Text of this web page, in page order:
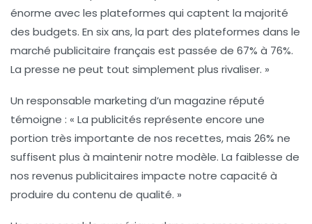
énorme avec les plateformes qui captent la majorité
des budgets. En six ans, la part des plateformes dans le
marché publicitaire français est passée de 67% à 76%.
La presse ne peut tout simplement plus rivaliser. »
Un responsable marketing d’un magazine réputé
témoigne : « La publicités représente encore une
portion très importante de nos recettes, mais 26% ne
suffisent plus à maintenir notre modèle. La faiblesse de
nos revenus publicitaires impacte notre capacité à
produire du contenu de qualité. »